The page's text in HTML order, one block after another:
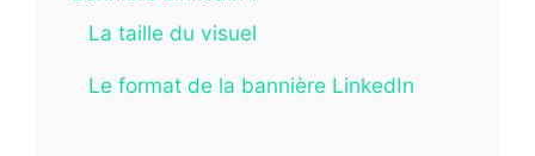
La taille du visuel
Le format de la bannière LinkedIn